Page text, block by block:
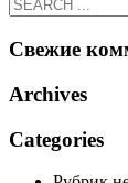
Свежие
Archives
Categories